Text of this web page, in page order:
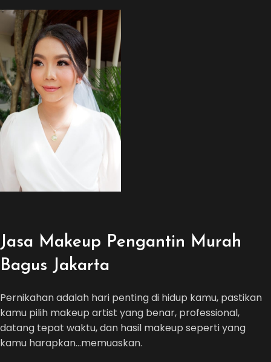
Jasa Makeup Pengantin Murah
Bagus Jakarta
Pernikahan adalah hari penting di hidup kamu, pastikan
kamu pilih makeup artist yang benar, professional,
datang tepat waktu, dan hasil makeup seperti yang
kamu harapkan…memuaskan.